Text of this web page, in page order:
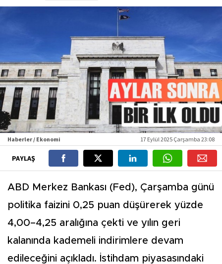
Haberler / Ekonomi 17 Eylül 2025 Çarşamba 23:08
PAYLAŞ
ABD Merkez Bankası (Fed), Çarşamba günü
politika faizini 0,25 puan düşürerek yüzde
4,00–4,25 aralığına çekti ve yılın geri
kalanında kademeli indirimlere devam
edileceğini açıkladı. İstihdam piyasasındaki